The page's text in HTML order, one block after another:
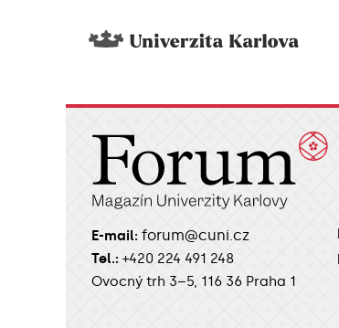
E-mail: forum@cuni.cz
Tel.: +420 224 491 248
Ovocný trh 3–5, 116 36 Praha 1